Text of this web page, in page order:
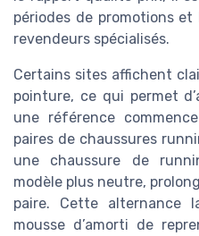
périodes de promotions
revendeurs spécialisés.
Certains sites affichent
pointure, ce qui permet
une référence
paires de chaussures
une chaussure de
modèle plus neutre,
paire. Cette alternance
mousse d’amorti de